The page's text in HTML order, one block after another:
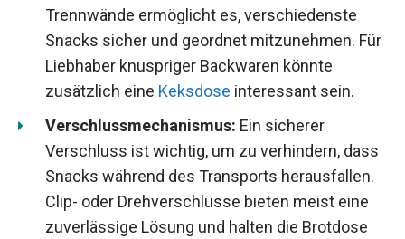
Trennwände ermöglicht es, verschiedenste
Snacks sicher und geordnet mitzunehmen. Für
Liebhaber knuspriger Backwaren könnte
zusätzlich eine Keksdose interessant sein.
Verschlussmechanismus: Ein sicherer
Verschluss ist wichtig, um zu verhindern, dass
Snacks während des Transports herausfallen.
Clip- oder Drehverschlüsse bieten meist eine
zuverlässige Lösung und halten die Brotdose